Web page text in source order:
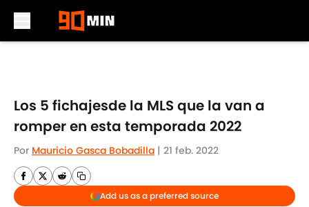
Los 5 fichajesde la MLS que la van a
romper en esta temporada 2022
Por Mauricio Gasca Bobadilla | 21 feb. 2022
Add us as a preferred source